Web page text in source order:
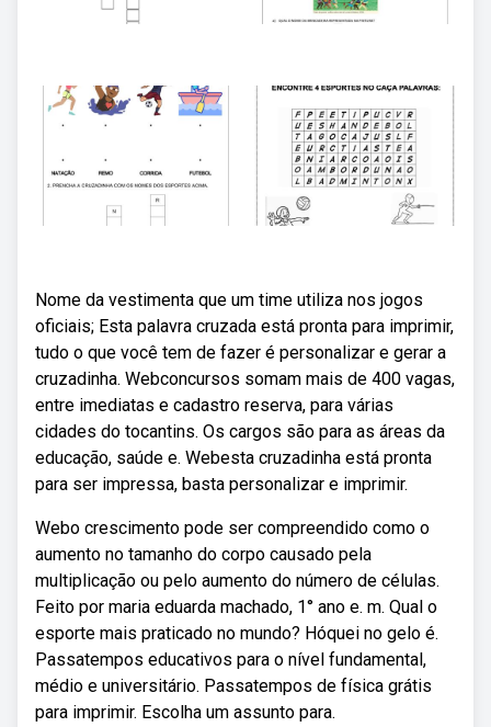
Nome da vestimenta que um time utiliza nos jogos
oficiais; Esta palavra cruzada está pronta para imprimir,
tudo o que você tem de fazer é personalizar e gerar a
cruzadinha. Webconcursos somam mais de 400 vagas,
entre imediatas e cadastro reserva, para várias
cidades do tocantins. Os cargos são para as áreas da
educação, saúde e. Webesta cruzadinha está pronta
para ser impressa, basta personalizar e imprimir.
Webo crescimento pode ser compreendido como o
aumento no tamanho do corpo causado pela
multiplicação ou pelo aumento do número de células.
Feito por maria eduarda machado, 1° ano e. m. Qual o
esporte mais praticado no mundo? Hóquei no gelo é.
Passatempos educativos para o nível fundamental,
médio e universitário. Passatempos de física grátis
para imprimir. Escolha um assunto para.